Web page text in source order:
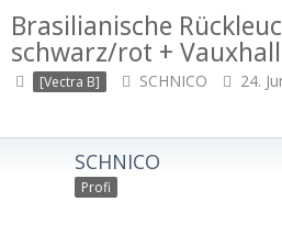
Brasilianische
schwarz/rot +
[Vectra B] SCHNICO 24.
SCHNICO
Profi